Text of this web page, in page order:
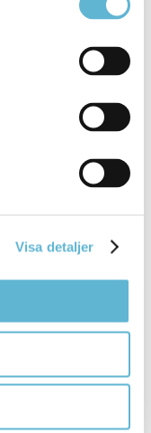
Visa detaljer